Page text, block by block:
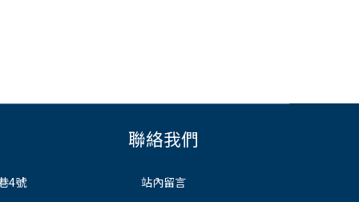
4號
聯絡我們
站內留言